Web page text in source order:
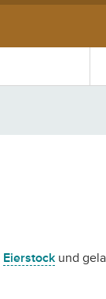
Eierstock und